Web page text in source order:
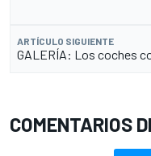
ARTÍCULO SIGUIENTE
GALERÍA: Los coches
COMENTARIOS